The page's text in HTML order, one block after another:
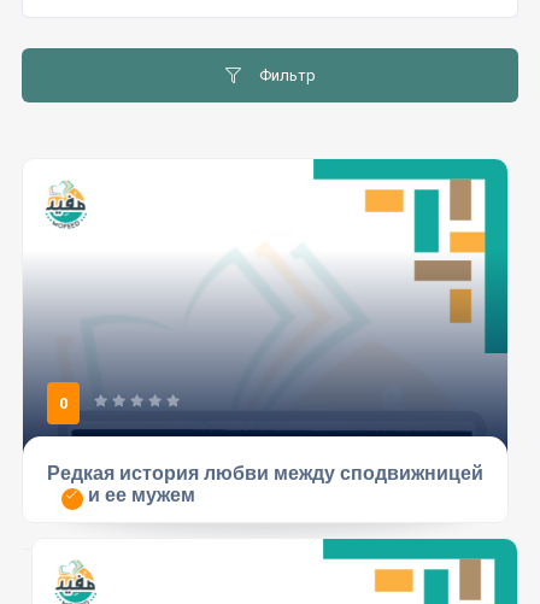
Фильтр
0
Редкая история любви между сподвижницей
и ее мужем